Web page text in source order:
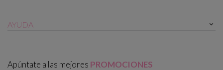
AYUDA 
Apúntate a las mejores PROMOCIONES